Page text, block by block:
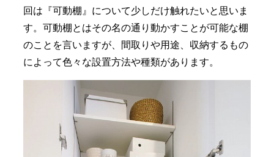
回は『可動棚』について少しだけ触れたいと思いま
す。可動棚とはその名の通り動かすことが可能な棚
のことを言いますが、間取りや用途、収納するもの
によって色々な設置方法や種類があります。